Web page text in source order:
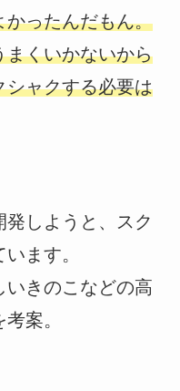
かったんだもん。
まくいかないから
シャクする必要は
しようと、スク
ます。
いきのこなどの高
案。